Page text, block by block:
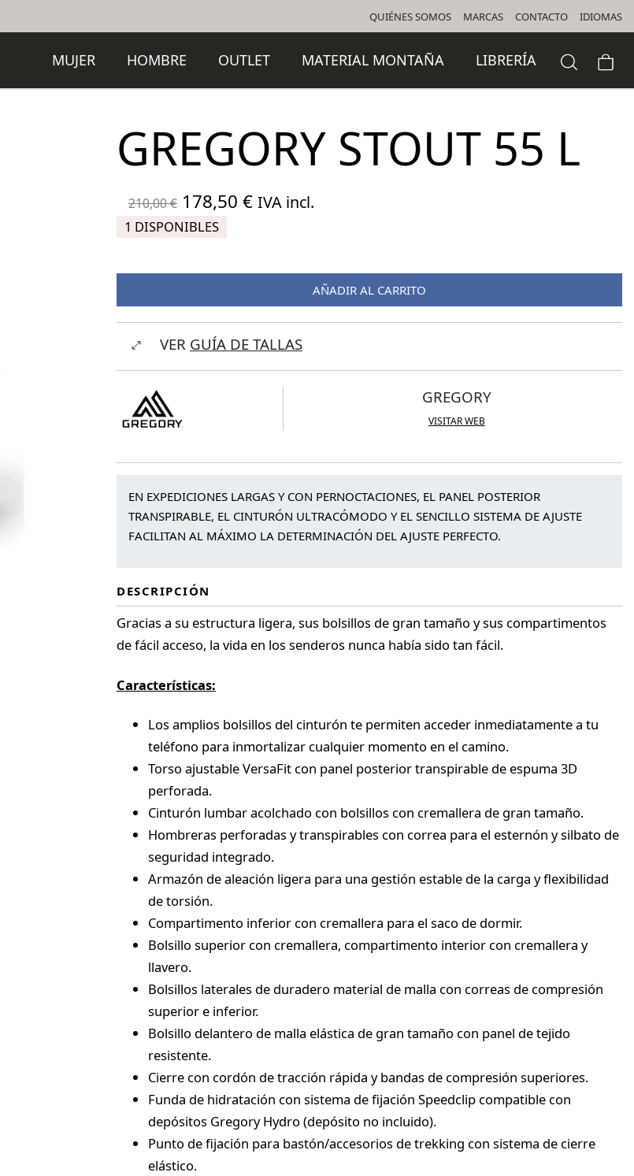
QUIÉNES SOMOS MARCAS CONTACTO IDIOMAS
MUJER HOMBRE OUTLET MATERIAL MONTAÑA LIBRERÍA
GREGORY STOUT 55 L
210,00€ El
precio
era:
178,50 €El
es:
178,50 €.
IVA incl.
1 DISPONIBLES
AÑADIR AL CARRITO
VER GUÍA DE TALLAS
GREGORY
VISITAR WEB
EN EXPEDICIONES LARGAS Y CON PERNOCTACIONES, EL PANEL POSTERIOR
TRANSPIRABLE, EL CINTURÓN ULTRACÓMODO Y EL SENCILLO SISTEMA DE AJUSTE
FACILITAN AL MÁXIMO LA DETERMINACIÓN DEL AJUSTE PERFECTO.
DESCRIPCIÓN
Gracias a su estructura ligera, sus bolsillos de gran tamaño y sus compartimentos
de fácil acceso, la vida en los senderos nunca había sido tan fácil.
Características:
Los amplios bolsillos del cinturón te permiten acceder inmediatamente a tu
teléfono para inmortalizar cualquier momento en el camino.
Torso ajustable VersaFit con panel posterior transpirable de espuma 3D
perforada.
Cinturón lumbar acolchado con bolsillos con cremallera de gran tamaño.
Hombreras perforadas y transpirables con correa para el esternón y silbato de
seguridad integrado.
Armazón de aleación ligera para una gestión estable de la carga y flexibilidad
de torsión.
Compartimento inferior con cremallera para el saco de dormir.
Bolsillo superior con cremallera, compartimento interior con cremallera y
llavero.
Bolsillos laterales de duradero material de malla con correas de compresión
superior e inferior.
Bolsillo delantero de malla elástica de gran tamaño con panel de tejido
resistente.
Cierre con cordón de tracción rápida y bandas de compresión superiores.
Funda de hidratación con sistema de fijación Speedclip compatible con
depósitos Gregory Hydro (depósito no incluido).
Punto de fijación para bastón/accesorios de trekking con sistema de cierre
elástico.